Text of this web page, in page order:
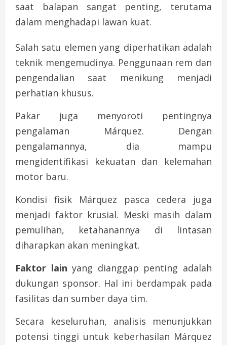
saat balapan sangat penting, terutama
dalam menghadapi lawan kuat.
Salah satu elemen yang diperhatikan adalah
teknik mengemudinya. Penggunaan rem dan
pengendalian saat menikung menjadi
perhatian khusus.
Pakar juga menyoroti pentingnya
pengalaman Márquez. Dengan
pengalamannya, dia mampu
mengidentifikasi kekuatan dan kelemahan
motor baru.
Kondisi fisik Márquez pasca cedera juga
menjadi faktor krusial. Meski masih dalam
pemulihan, ketahanannya di lintasan
diharapkan akan meningkat.
Faktor lain yang dianggap penting adalah
dukungan sponsor. Hal ini berdampak pada
fasilitas dan sumber daya tim.
Secara keseluruhan, analisis menunjukkan
potensi tinggi untuk keberhasilan Márquez